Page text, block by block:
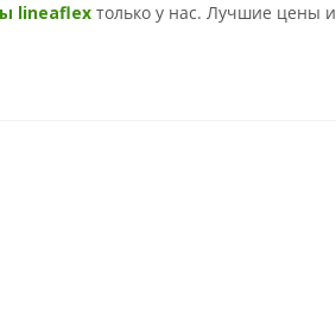
lineaflex только у нас. Лучшие цены и